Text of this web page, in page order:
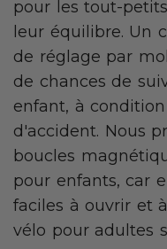
pour les tout-
leur équilibre. Un
de réglage par
de chances de
enfant, à
d'accident. Nous
boucles
pour enfants, car
faciles à ouvrir et
vélo pour adultes